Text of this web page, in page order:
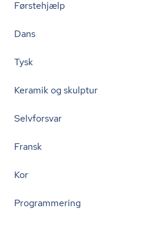
Førstehjælp
Dans
Tysk
Keramik og skulptur
Selvforsvar
Fransk
Kor
Programmering